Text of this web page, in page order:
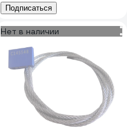
Подписаться
Нет в наличии